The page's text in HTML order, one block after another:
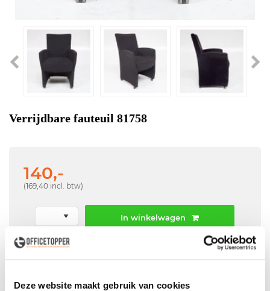
Deze website maakt gebruik van cookies
Verrijdbare fauteuil 81758
140,-
(169,40 incl. btw)
In winkelwagen
Offerte aanvraag mogelijk in winkelwagen